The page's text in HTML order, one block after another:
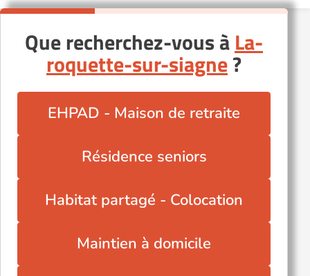
Que recherchez-vous àLa-
roquette-sur-siagne?
EHPAD - Maison de retraite
Résidence seniors
Habitat partagé - Colocation
Maintien à domicile